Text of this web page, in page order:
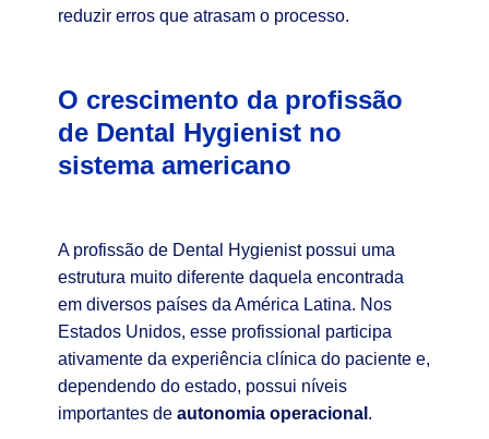
reduzir erros que atrasam o processo.
O crescimento da profissão
de Dental Hygienist no
sistema americano
A profissão de Dental Hygienist possui uma
estrutura muito diferente daquela encontrada
em diversos países da América Latina. Nos
Estados Unidos, esse profissional participa
ativamente da experiência clínica do paciente e,
dependendo do estado, possui níveis
importantes de autonomia operacional .